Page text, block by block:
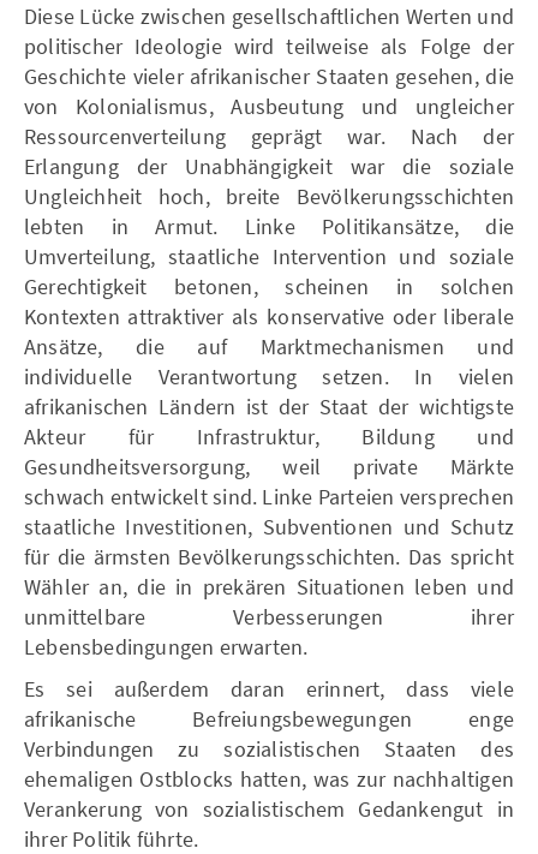
Diese Lücke zwischen gesellschaftlichen Werten und
politischer Ideologie wird teilweise als Folge der
Geschichte vieler afrikanischer Staaten gesehen, die
von Kolonialismus, Ausbeutung und ungleicher
Ressourcenverteilung geprägt war. Nach der
Erlangung der Unabhängigkeit war die soziale
Ungleichheit hoch, breite Bevölkerungsschichten
lebten in Armut. Linke Politikansätze, die
Umverteilung, staatliche Intervention und soziale
Gerechtigkeit betonen, scheinen in solchen
Kontexten attraktiver als konservative oder liberale
Ansätze, die auf Marktmechanismen und
individuelle Verantwortung setzen. In vielen
afrikanischen Ländern ist der Staat der wichtigste
Akteur für Infrastruktur, Bildung und
Gesundheitsversorgung, weil private Märkte
schwach entwickelt sind. Linke Parteien versprechen
staatliche Investitionen, Subventionen und Schutz
für die ärmsten Bevölkerungsschichten. Das spricht
Wähler an, die in prekären Situationen leben und
unmittelbare Verbesserungen ihrer
Lebensbedingungen erwarten.
Es sei außerdem daran erinnert, dass viele
afrikanische Befreiungsbewegungen enge
Verbindungen zu sozialistischen Staaten des
ehemaligen Ostblocks hatten, was zur nachhaltigen
Verankerung von sozialistischem Gedankengut in
ihrer Politik führte.